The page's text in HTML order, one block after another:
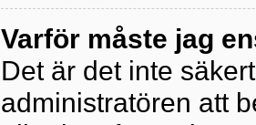
Varför måste jag
Det är det inte
administratören att